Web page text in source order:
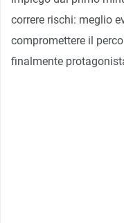
correre rischi: meglio
compromettere il
finalmente